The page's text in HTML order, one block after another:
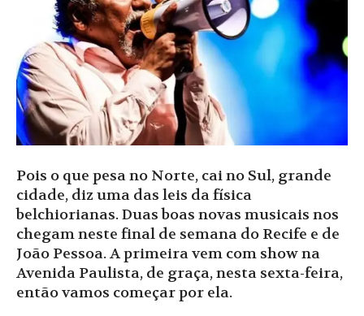
Pois o que pesa no Norte, cai no Sul, grande
cidade, diz uma das leis da física
belchiorianas. Duas boas novas musicais nos
chegam neste final de semana do Recife e de
João Pessoa. A primeira vem com show na
Avenida Paulista, de graça, nesta sexta-feira,
então vamos começar por ela.